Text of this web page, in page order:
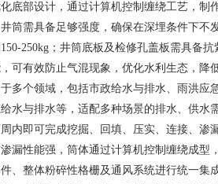
底部设计，通过计算机控制缠绕工艺，制
筒需具备足够强度，确保在深埋条件下不
250kg；井筒底板及检修孔盖板需具备抗
可有效防止气混现象，优化水利生态，降
多个领域，包括市政给水与排水、雨洪应
水与排水等，适配多种场景的排水、供水需
内即可完成挖掘、回填、压实、连接、渗
漏性能强，筒体通过计算机控制缠绕成型
、整体粉碎性格栅及通风系统进行统一集